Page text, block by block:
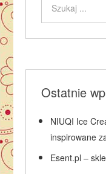
Ostatnie
NIUQI Ice
inspirowane
Esent.pl –